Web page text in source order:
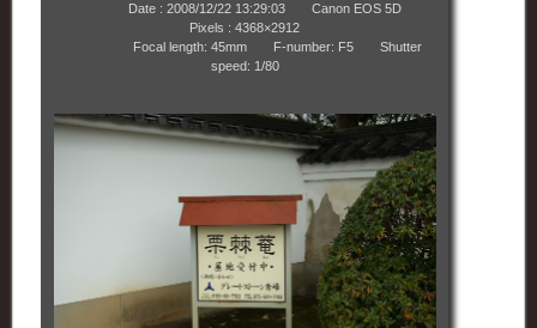
Date : 2008/12/22 13:29:03 Canon EOS 5D
Pixels : 4368×2912
Focal length: 45mm F-number: F5 Shutter
speed: 1/80